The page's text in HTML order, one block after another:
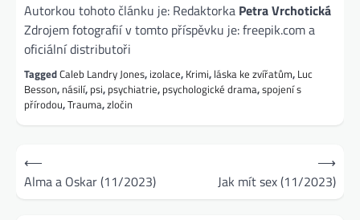
Autorkou tohoto článku je: Redaktorka Petra Vrchotická
Zdrojem fotografií v tomto příspěvku je: freepik.com a
oficiální distributoři
TaggedCaleb Landry Jones, izolace, Krimi, láska ke zvířatům, Luc
Besson, násilí, psi, psychiatrie, psychologické drama,spojení s
přírodou,Trauma,zločin
Navigace
pro
příspěvek
⟵
Alma a Oskar (11/2023)
Jak mít sex (11/2023)
⟶